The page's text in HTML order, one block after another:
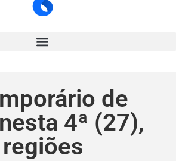
de
4ª (27),